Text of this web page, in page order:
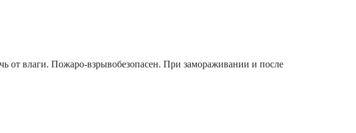
от влаги. Пожаро-взрывобезопасен. При замораживании и после